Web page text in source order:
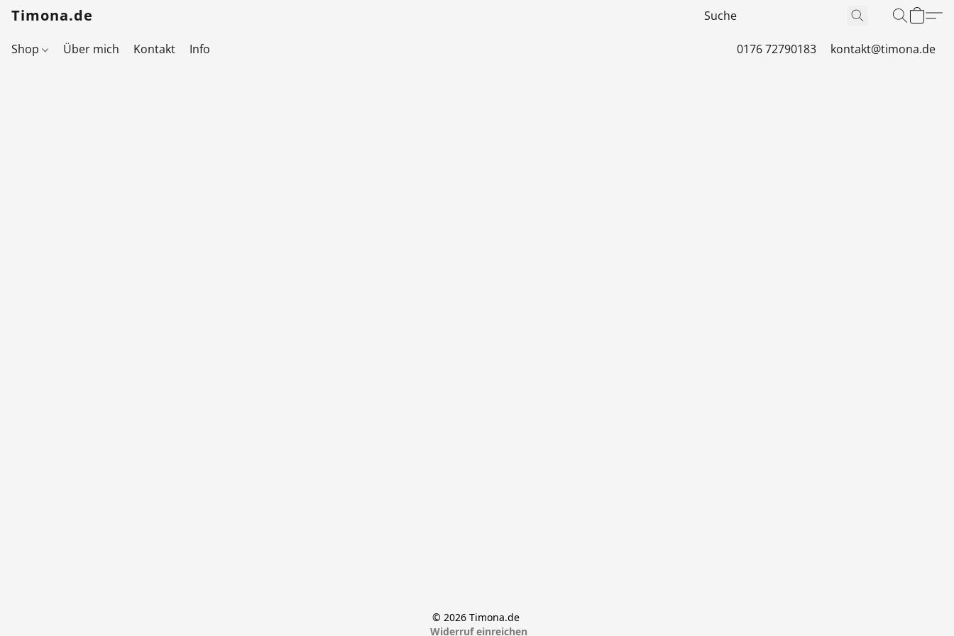
Timona.de
Shop Über mich Kontakt Info 0176 72790183 kontakt@timona.de
© 2026 Timona.de
Widerruf einreichen